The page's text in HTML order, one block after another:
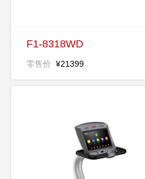
F1-8318WD
零售价 ¥21399